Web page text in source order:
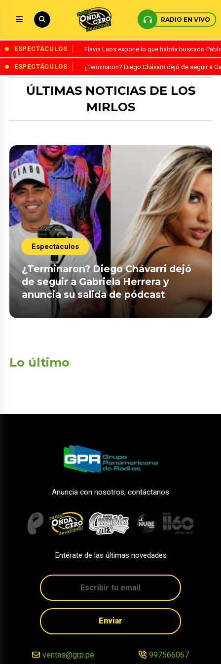
RADIO EN VIVO
ESPECTÁCULOS Flavia Laos expone lo que habría buscado
ESPECTÁCULOS ¿Terminaron? Diego Chávarri dejó de seguir a
ÚLTIMAS NOTICIAS DE LOS
MIRLOS
Espectáculos
¿Terminaron? Diego Chávarri dejó
de seguir a Gabriela Herrera y
anuncia su salida de pódcast
Lo último
Anuncia con nosotros, contáctanos
Entérate de las últimas novedades
Enviar
ventas@grp.pe 997566067